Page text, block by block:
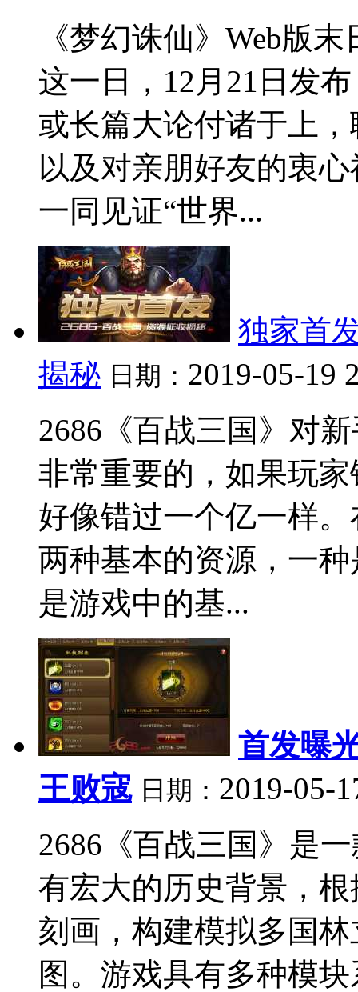
《梦幻诛仙》Web版
这一日，12月21日发
或长篇大论付诸于上
以及对亲朋好友的衷
一同见证“世界...
独家首
揭秘 日期： 2019-05-19
2686《百战三国》对
非常重要的，如果玩
好像错过一个亿一样
两种基本的资源，一
是游戏中的基...
首发曝
王败寇 日期： 2019-05-
2686《百战三国》是
有宏大的历史背景，
刻画，构建模拟多国
图。游戏具有多种模